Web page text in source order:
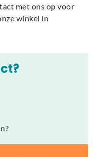
met ons op voor
winkel in